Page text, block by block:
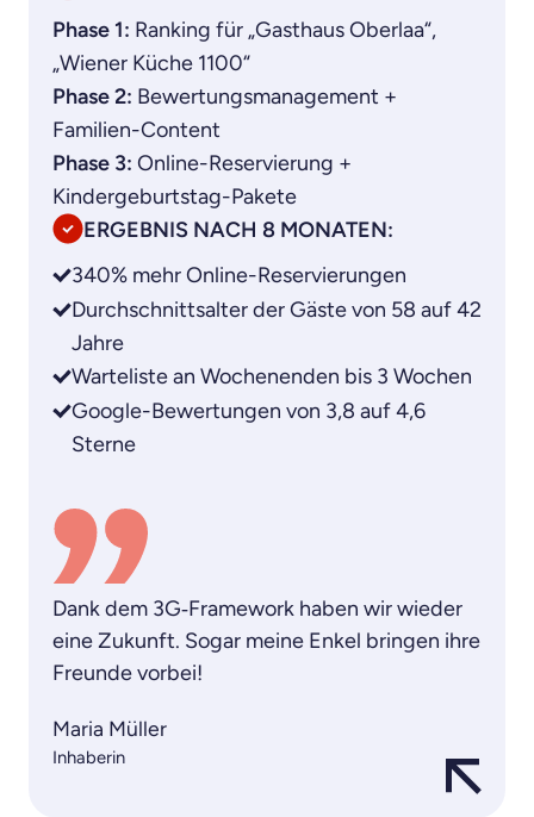
Phase 1: Ranking für „Gasthaus Oberlaa“,
„Wiener Küche 1100“
Phase 2: Bewertungsmanagement +
Familien-Content
Phase 3: Online-Reservierung +
Kindergeburtstag-Pakete
ERGEBNIS NACH 8 MONATEN:
340% mehr Online-Reservierungen
Durchschnittsalter der Gäste von 58 auf 42
Jahre
Warteliste an Wochenenden bis 3 Wochen
Google-Bewertungen von 3,8 auf 4,6
Sterne
Dank dem 3G‑Framework haben wir wieder
eine Zukunft. Sogar meine Enkel bringen ihre
Freunde vorbei!
Maria Müller
Inhaberin